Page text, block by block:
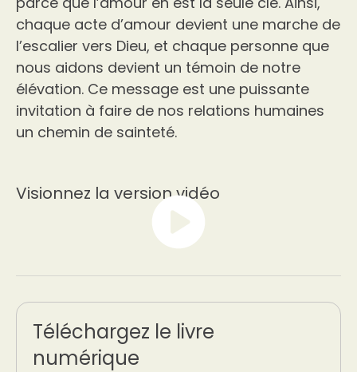
chaque acte d’amour devient une marche de
l’escalier vers Dieu, et chaque personne que
nous aidons devient un témoin de notre
élévation. Ce message est une puissante
invitation à faire de nos relations humaines
un chemin de sainteté.
Visionnez la version vidéo
Téléchargez le livre
numérique